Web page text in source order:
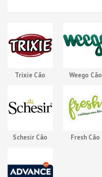
Trixie Cão
Weego Cão
Schesir Cão
Fresh Cão